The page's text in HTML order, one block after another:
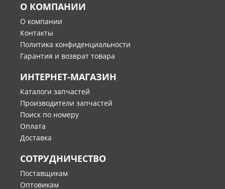
О КОМПАНИИ
О компании
Контакты
Политика конфиденциальности
Гарантия и возврат товара
ИНТЕРНЕТ-МАГАЗИН
Каталоги запчастей
Производители запчастей
Поиск по номеру
Оплата
Доставка
СОТРУДНИЧЕСТВО
Поставщикам
Оптовикам